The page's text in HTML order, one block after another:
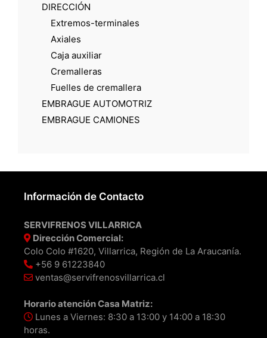
DIRECCIÓN
Extremos-terminales
Axiales
Caja auxiliar
Cremalleras
Fuelles de cremallera
EMBRAGUE AUTOMOTRIZ
EMBRAGUE CAMIONES
Información de Contacto
SERVIFRENOS VILLARRICA
Dirección Comercial:
Colo Colo #1620, Villarrica, Región de La Araucanía.
+56 9 61223840
ventas@servifrenosvillarrica.cl
Horario atención Casa Matriz:
Lunes a Viernes: 8:30 a 13:00 y 14:00 a 18:30
horas.